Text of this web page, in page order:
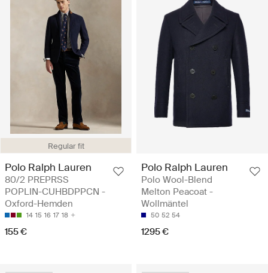
Regular fit
Polo Ralph Lauren
80/2 PREPRSS
POPLIN-CUHBDPPCN -
Oxford-Hemden
14 15 16 17 18
155 €
Polo Ralph Lauren
Polo Wool-Blend
Melton Peacoat -
Wollmäntel
50 52 54
1295 €